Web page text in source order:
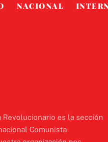
NACIONAL
Revolucionario es la sección
Comunista